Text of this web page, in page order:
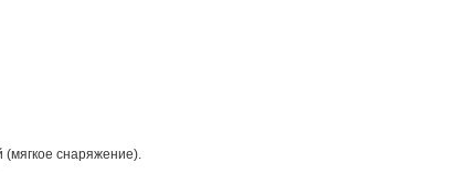
снаряжение).